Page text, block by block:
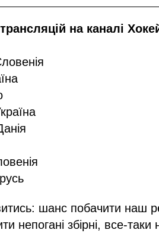
на каналі
шанс побачити наш
непогані збірні, все-